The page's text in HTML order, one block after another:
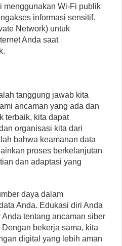
menggunakan Wi-Fi publik
informasi sensitif.
Network) untuk
Anda saat
tanggung jawab kita
ancaman yang ada dan
terbaik, kita dapat
organisasi kita dari
bahwa keamanan data
proses berkelanjutan
dan adaptasi yang
daya dalam
Anda. Edukasi diri Anda
tentang ancaman siber
bekerja sama, kita
digital yang lebih aman